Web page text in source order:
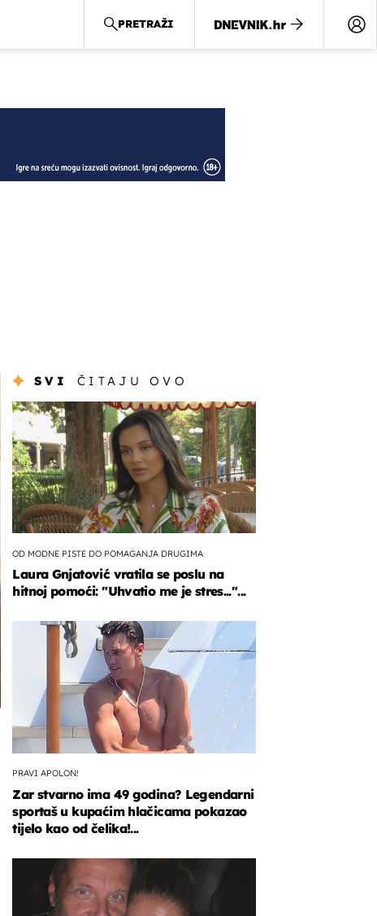
PRETRAŽI
SVI ČITAJU OVO
OD MODNE PISTE DO POMAGANJA DRUGIMA
Laura Gnjatović vratila se poslu na
hitnoj pomoći: "Uhvatio me je stres..."...
PRAVI APOLON!
Zar stvarno ima 49 godina? Legendarni
sportaš u kupaćim hlačicama pokazao
tijelo kao od čelika!...